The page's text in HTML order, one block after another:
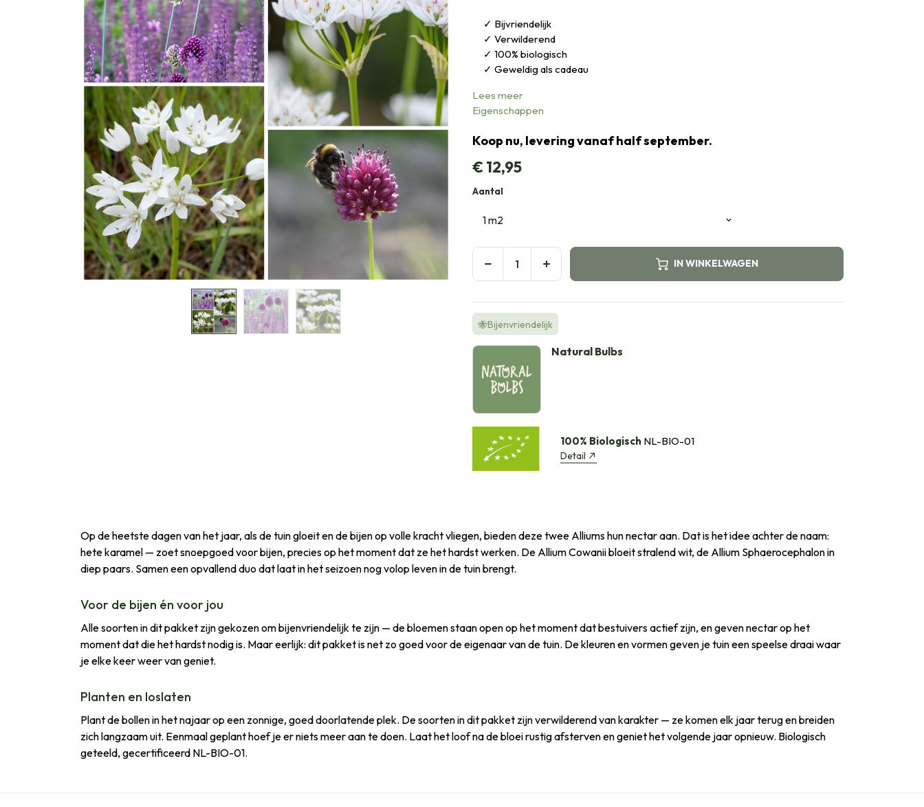
Bijvriendelijk
Verwilderend
100% biologisch
Geweldig als cadeau
Lees meer
Eigenschappen
Koop nu, levering vanaf half september.
€12,95
Aantal
IN WINKELWAGEN
🐝Bijenvriendelijk
Natural Bulbs
100% Biologisch NL-BIO-01
Detail
Op de heetste dagen van het jaar, als de tuin gloeit en de bijen op volle kracht vliegen, bieden deze twee Alliums hun nectar aan. Dat is het idee achter de naam:
hete karamel — zoet snoepgoed voor bijen, precies op het moment dat ze het hardst werken. De Allium Cowanii bloeit stralend wit, de Allium Sphaerocephalon in
diep paars. Samen een opvallend duo dat laat in het seizoen nog volop leven in de tuin brengt.
Voor de bijen én voor jou
Alle soorten in dit pakket zijn gekozen om bijenvriendelijk te zijn — de bloemen staan open op het moment dat bestuivers actief zijn, en geven nectar op het
moment dat die het hardst nodig is. Maar eerlijk: dit pakket is net zo goed voor de eigenaar van de tuin. De kleuren en vormen geven je tuin een speelse draai waar
je elke keer weer van geniet.
Planten en loslaten
Plant de bollen in het najaar op een zonnige, goed doorlatende plek. De soorten in dit pakket zijn verwilderend van karakter — ze komen elk jaar terug en breiden
zich langzaam uit. Eenmaal geplant hoef je er niets meer aan te doen. Laat het loof na de bloei rustig afsterven en geniet het volgende jaar opnieuw. Biologisch
geteeld, gecertificeerd NL-BIO-01.